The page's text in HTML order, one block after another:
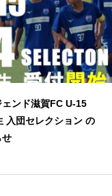
ェンド滋賀FC U-15
せ